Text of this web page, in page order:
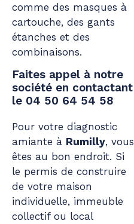
comme des masques à
cartouche, des gants
étanches et des
combinaisons.
Faites appel à notre
société en contactant
le 04 50 64 54 58
Pour votre diagnostic
amiante à Rumilly, vous
êtes au bon endroit. Si
le permis de construire
de votre maison
individuelle, immeuble
collectif ou local